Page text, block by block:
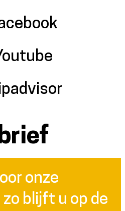
onze
blijft u op de